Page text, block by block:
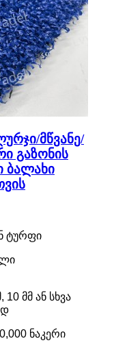
მწვანე/
გაზონის
ბალახი
ტურფი
მმ ან სხვა
ნაკერი